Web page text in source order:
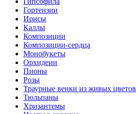
Гортензии
Ирисы
Каллы
Композиции
Композиции-сердца
Монобукеты
Орхидеии
Пионы
Розы
Траурные венки из живых цветов
Тюльпаны
Хризантемы